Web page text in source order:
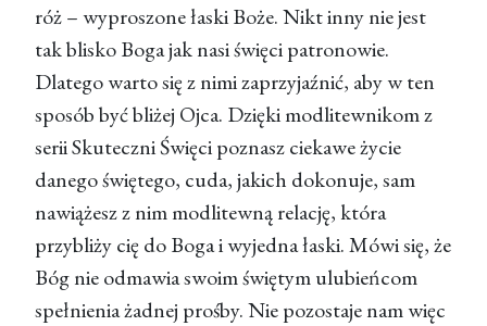
róż – wyproszone łaski Boże. Nikt inny nie jest
tak blisko Boga jak nasi święci patronowie.
Dlatego warto się z nimi zaprzyjaźnić, aby w ten
sposób być bliżej Ojca. Dzięki modlitewnikom z
serii Skuteczni Święci poznasz ciekawe życie
danego świętego, cuda, jakich dokonuje, sam
nawiążesz z nim modlitewną relację, która
przybliży cię do Boga i wyjedna łaski. Mówi się, że
Bóg nie odmawia swoim świętym ulubieńcom
spełnienia żadnej prośby. Nie pozostaje nam więc